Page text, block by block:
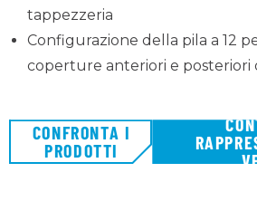
tappezzeria
Configurazione della pila a 12
coperture anteriori e posteriori
CONFRONTA I
PRODOTTI